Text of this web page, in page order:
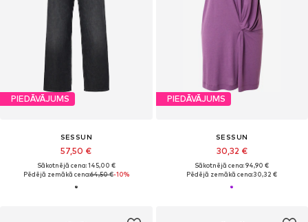
PIEDĀVĀJUMS
SESSUN
57,50 €
Sākotnējā cena: 145,00 €
Pēdējā zemākā cena:64,50 €-10%
PIEDĀVĀJUMS
SESSUN
30,32 €
Sākotnējā cena: 94,90 €
Pēdējā zemākā cena:30,32 €